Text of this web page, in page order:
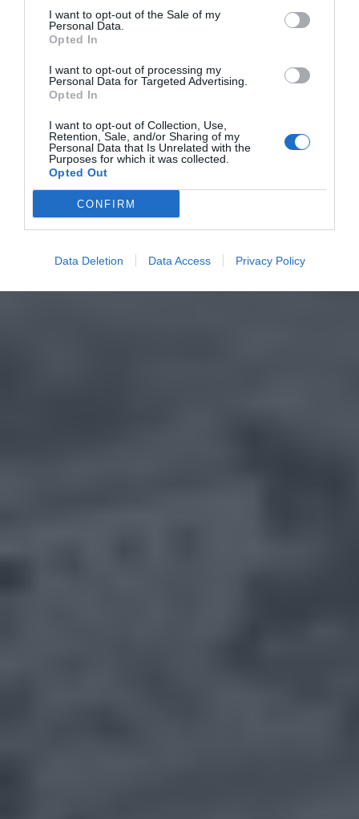
I want to opt-out of the Sale of my
Personal Data.
Opted In
I want to opt-out of processing my
Personal Data for Targeted Advertising.
Opted In
I want to opt-out of Collection, Use,
Retention, Sale, and/or Sharing of my
Personal Data that Is Unrelated with the
Purposes for which it was collected.
Opted Out
CONFIRM
Data Deletion Data Access Privacy Policy